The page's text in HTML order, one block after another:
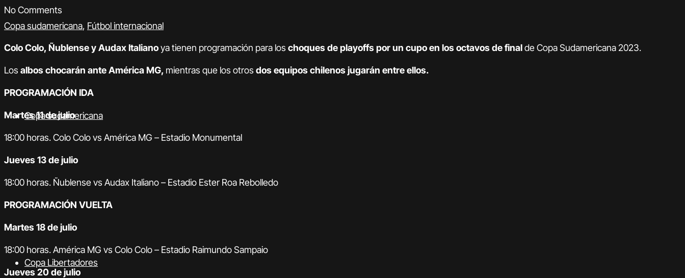
No Comments
Copa sudamericana, Fútbol internacional
Colo Colo, Ñublense y Audax Italianoya tienen programación para los choques de playoffs por un cupo en los octavos de finalde Copa Sudamericana 2023.
Los albos chocarán ante América MG, mientras que los otros dos equipos chilenos jugarán entre ellos.
PROGRAMACIÓN IDA
Martes 11 de julio
18:00 horas. Colo Colo vs América MG – Estadio Monumental
Jueves 13 de julio
18:00 horas. Ñublense vs Audax Italiano – Estadio Ester Roa Rebolledo
PROGRAMACIÓN VUELTA
Martes 18 de julio
18:00 horas. América MG vs Colo Colo – Estadio Raimundo Sampaio
Jueves 20 de julio
Copa Libertadores
Copa sudamericana